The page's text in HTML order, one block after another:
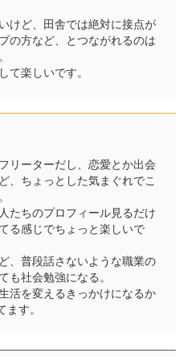
けど、田舎では絶対に接点が
の方など、とつながれるのは
て楽しいです。
リーターだし、恋愛とか出会
、ちょっとした気まぐれでこ
たちのプロフィール見るだけ
る感じでちょっと楽しいで
、普段話さないような職業の
も社会勉強になる。
活を変えるきっかけになるか
す。